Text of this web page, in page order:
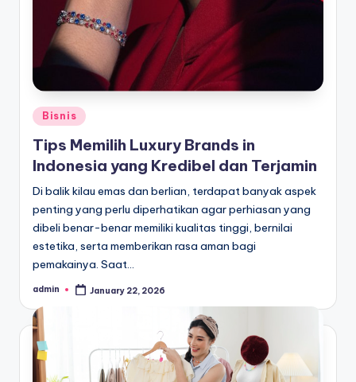
Posted
Bisnis
Tips Memilih Luxury Brands in
Indonesia yang Kredibel dan Terjamin
Di balik kilau emas dan berlian, terdapat banyak aspek
penting yang perlu diperhatikan agar perhiasan yang
dibeli benar-benar memiliki kualitas tinggi, bernilai
estetika, serta memberikan rasa aman bagi
pemakainya. Saat…
Posted
admin January 22, 2026